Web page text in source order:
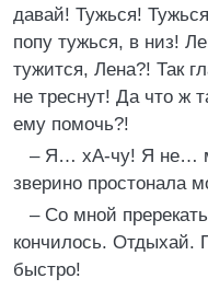
давай! Тужься!
попу тужься, в низ!
тужится, Лена?! Так
не треснут! Да что ж
ему помочь?!
– Я… хА-чу! Я не…
зверино простонала
– Со мной
кончилось. Отдыхай.
быстро!